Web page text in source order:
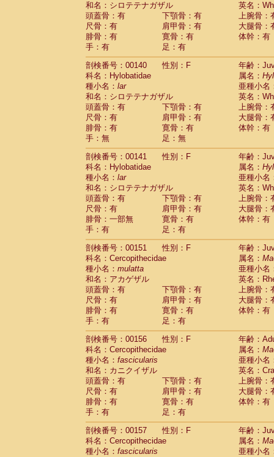
和名：シロテテナガザル
英名：
頭蓋骨：有
下顎骨：有
上腕骨：
尺骨：有
肩甲骨：有
大腿骨：
腓骨：有
寛骨：有
体幹：有
手：有
足：有
剖検番号：00140
性別：F
年齢：
科名：Hylobatidae
属名：
種小名： lar
亜種小名
和名：シロテテナガザル
英名：
頭蓋骨：有
下顎骨：有
上腕骨：
尺骨：有
肩甲骨：有
大腿骨：
腓骨：有
寛骨：有
体幹：有
手：無
足：無
剖検番号：00141
性別：F
年齢：
科名：Hylobatidae
属名：
種小名： lar
亜種小名
和名：シロテテナガザル
英名：
頭蓋骨：有
下顎骨：有
上腕骨：
尺骨：有
肩甲骨：有
大腿骨：
腓骨：一部無
寛骨：有
体幹：有
手：有
足：有
剖検番号：00151
性別：F
年齢：
科名：Cercopithecidae
属名：
種小名： mulatta
亜種小名
和名：アカゲザル
英名：
頭蓋骨：有
下顎骨：有
上腕骨：
尺骨：有
肩甲骨：有
大腿骨：
腓骨：有
寛骨：有
体幹：有
手：有
足：有
剖検番号：00156
性別：F
年齢：
科名：Cercopithecidae
属名：
種小名： fascicularis
亜種小名
和名：カニクイザル
英名：
頭蓋骨：有
下顎骨：有
上腕骨：
尺骨：有
肩甲骨：有
大腿骨：
腓骨：有
寛骨：有
体幹：有
手：有
足：有
剖検番号：00157
性別：F
年齢：
科名：Cercopithecidae
属名：
種小名： fascicularis
亜種小名